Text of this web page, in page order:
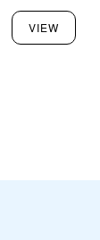
VIEW